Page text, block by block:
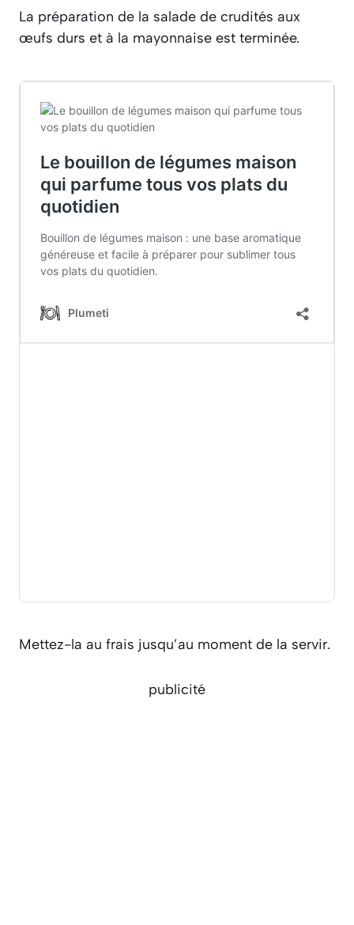
La préparation de la salade de crudités aux
œufs durs et à la mayonnaise est terminée.
Mettez-la au frais jusqu’au moment de la servir.
publicité